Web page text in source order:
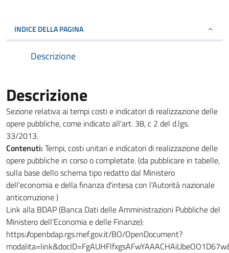
INDICE DELLA PAGINA
Descrizione
Descrizione
Sezione relativa ai tempi costi e indicatori di realizzazione delle
opere pubbliche, come indicato all'art. 38, c 2 del d.lgs.
33/2013.
Contenuti: Tempi, costi unitari e indicatori di realizzazione delle
opere pubbliche in corso o completate. (da pubblicare in tabelle,
sulla base dello schema tipo redatto dal Ministero
dell'economia e della finanza d'intesa con l'Autorità nazionale
anticorruzione )
Link alla BDAP (Banca Dati delle Amministrazioni Pubbliche del
Ministero dell’Economia e delle Finanze):
https://openbdap.rgs.mef.gov.it/BO/OpenDocument?